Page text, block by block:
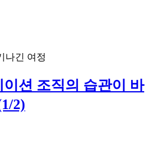
션 조직의 습관이 바
2)